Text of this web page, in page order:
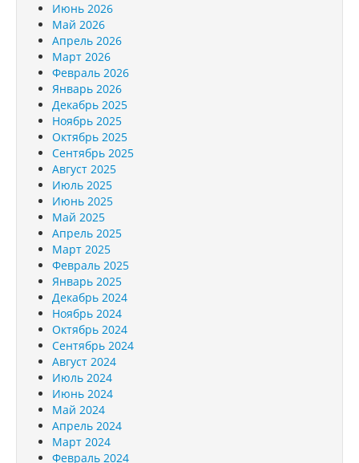
Июнь 2026
Май 2026
Апрель 2026
Март 2026
Февраль 2026
Январь 2026
Декабрь 2025
Ноябрь 2025
Октябрь 2025
Сентябрь 2025
Август 2025
Июль 2025
Июнь 2025
Май 2025
Апрель 2025
Март 2025
Февраль 2025
Январь 2025
Декабрь 2024
Ноябрь 2024
Октябрь 2024
Сентябрь 2024
Август 2024
Июль 2024
Июнь 2024
Май 2024
Апрель 2024
Март 2024
Февраль 2024